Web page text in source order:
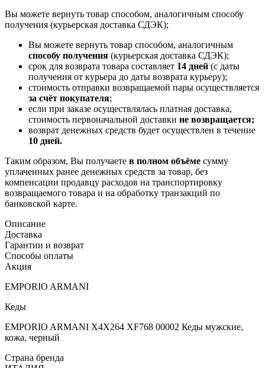
Вы можете вернуть товар способом, аналогичным способу
получения (курьерская доставка СДЭК);
Вы можете вернуть товар способом, аналогичным
способу получения (курьерская доставка СДЭК);
срок для возврата товара составляет 14 дней (с даты
получения от курьера до даты возврата курьеру);
стоимость отправки возвращаемой пары осуществляется
за счёт покупателя;
если при заказе осуществлялась платная доставка,
стоимость первоначальной доставки не возвращается;
возврат денежных средств будет осуществлен в течение
10 дней.
Таким образом, Вы получаете в полном объёме сумму
уплаченных ранее денежных средств за товар, без
компенсации продавцу расходов на транспортировку
возвращаемого товара и на обработку транзакций по
банковской карте.
Описание
Доставка
Гарантии и возврат
Способы оплаты
Акция
EMPORIO ARMANI
Кеды
EMPORIO ARMANI X4X264 XF768 00002 Кеды мужские,
кожа, черный
Страна бренда